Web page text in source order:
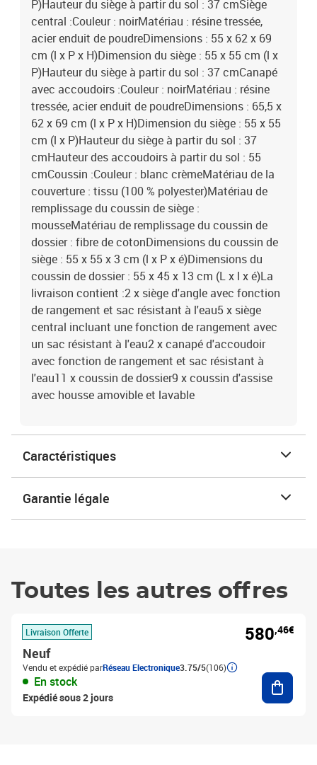
P)Hauteur du siège à partir du sol : 37 cmSiège
central :Couleur : noirMatériau : résine tressée,
acier enduit de poudreDimensions : 55 x 62 x 69
cm (l x P x H)Dimension du siège : 55 x 55 cm (l x
P)Hauteur du siège à partir du sol : 37 cmCanapé
avec accoudoirs :Couleur : noirMatériau : résine
tressée, acier enduit de poudreDimensions : 65,5 x
62 x 69 cm (l x P x H)Dimension du siège : 55 x 55
cm (l x P)Hauteur du siège à partir du sol : 37
cmHauteur des accoudoirs à partir du sol : 55
cmCoussin :Couleur : blanc crèmeMatériau de la
couverture : tissu (100 % polyester)Matériau de
remplissage du coussin de siège :
mousseMatériau de remplissage du coussin de
dossier : fibre de cotonDimensions du coussin de
siège : 55 x 55 x 3 cm (l x P x é)Dimensions du
coussin de dossier : 55 x 45 x 13 cm (L x l x é)La
livraison contient :2 x siège d'angle avec fonction
de rangement et sac résistant à l'eau5 x siège
central incluant une fonction de rangement avec
un sac résistant à l'eau2 x canapé d'accoudoir
avec fonction de rangement et sac résistant à
l'eau11 x coussin de dossier9 x coussin d'assise
avec housse amovible et lavable
Caractéristiques
Garantie légale
Toutes les autres offres
Livraison Offerte
Neuf
Vendu et expédié parRéseau Electronique3.75/5(106)
En stock
Expédié sous 2 jours
580,46€